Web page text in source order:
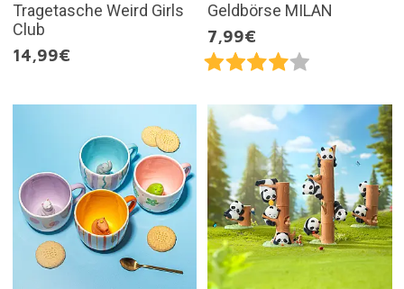
Tragetasche Weird Girls
Club
14,99€
Geldbörse MILAN
7,99€